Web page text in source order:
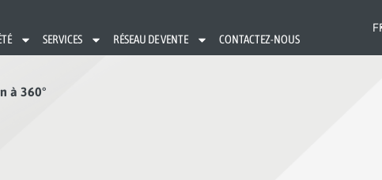
SERVICES RÉSEAU DE VENTE CONTACTEZ-NOUS
à 360°